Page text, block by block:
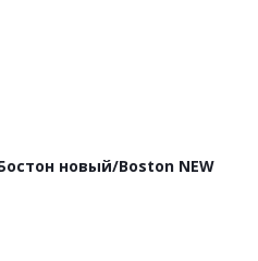
новый/Boston NEW